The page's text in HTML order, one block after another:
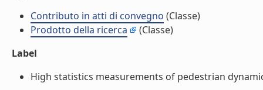
Contributo in atti di convegno (Classe)
Prodotto della ricerca
(Classe)
Label
High statistics measurements of pedestrian